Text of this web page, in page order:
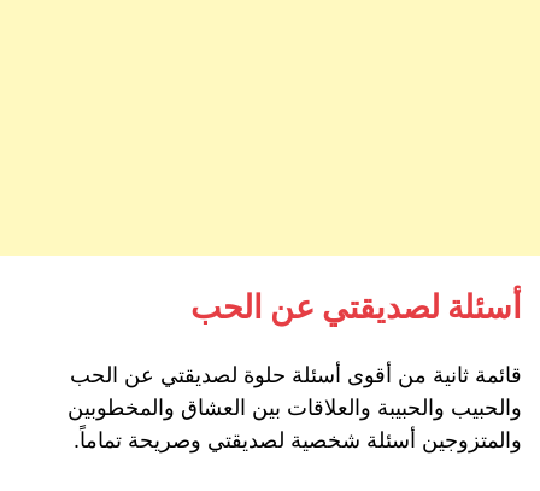
أسئلة لصديقتي عن الحب
قائمة ثانية من أقوى أسئلة حلوة لصديقتي عن الحب
والحبيب والحبيبة والعلاقات بين العشاق والمخطوبين
والمتزوجين أسئلة شخصية لصديقتي وصريحة تماماً.